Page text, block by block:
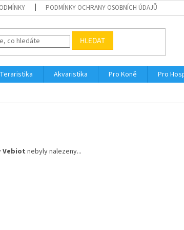
PODMÍNKY OCHRANY OSOBNÍCH ÚDAJŮ
HLEDAT
Teraristika Akvaristika Pro Koně Pro
Vebiot nebyly nalezeny...